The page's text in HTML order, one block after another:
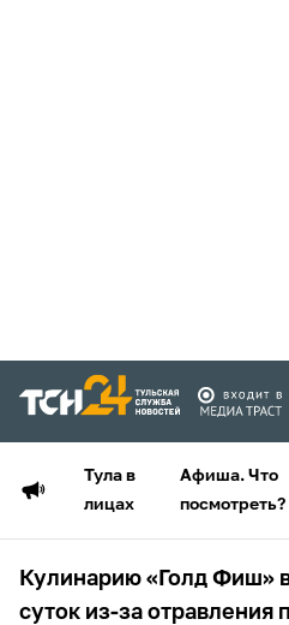
Тула в
лицах
Афиша. Что
посмотреть?
Кулинарию «Голд Фиш»
суток из-за отравления